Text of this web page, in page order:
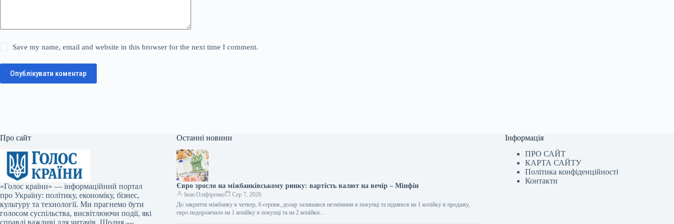
Save my name, email and website in this browser for the next time I comment.
Опублікувати коментар
Про сайт
«Голос країни» — інформаційний портал
про Україну: політику, економіку, бізнес,
культуру та технології. Ми прагнемо бути
голосом суспільства, висвітлюючи події, які
справді важливі для читачів. Щодня —
Останні новини
Євро зросло на міжбанківському ринку: вартість валют на вечір – Мінфін
Іван Оліфіренко
Сер 7, 2026
До закриття міжбанку в четвер, 6 серпня, долар залишався незмінним в покупці та піднявся на 1 копійку в продажу,
євро подорожчало на 1 копійку в покупці та на 2 копійки…
Інформація
ПРО САЙТ
КАРТА САЙТУ
Політика конфіденційності
Контакти